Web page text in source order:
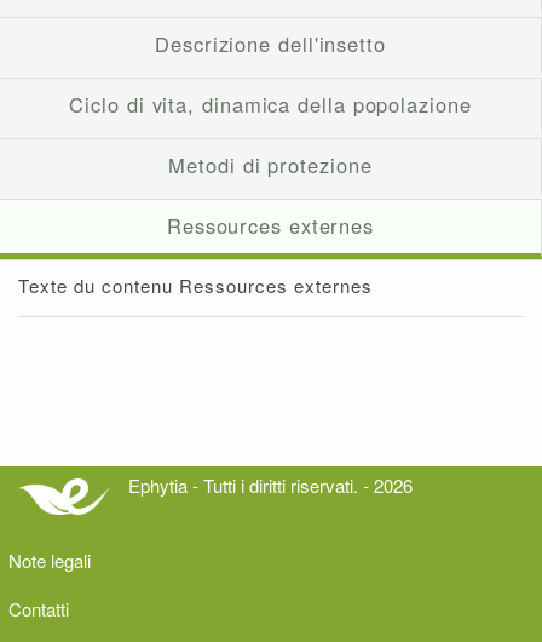
Descrizione dell'insetto
Ciclo di vita, dinamica della popolazione
Metodi di protezione
Ressources externes
Texte du contenu Ressources externes
Ephytia - Tutti i diritti riservati. - 2026
Note legali
Contatti